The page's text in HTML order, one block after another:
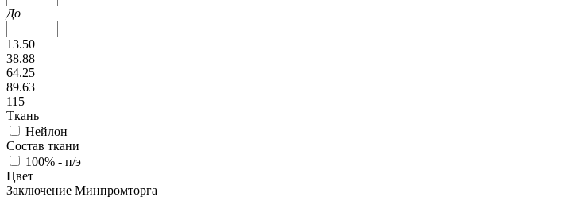
До
13.50
38.88
64.25
89.63
115
Ткань
Нейлон
Состав ткани
100% - п/э
Цвет
Заключение Минпромторга